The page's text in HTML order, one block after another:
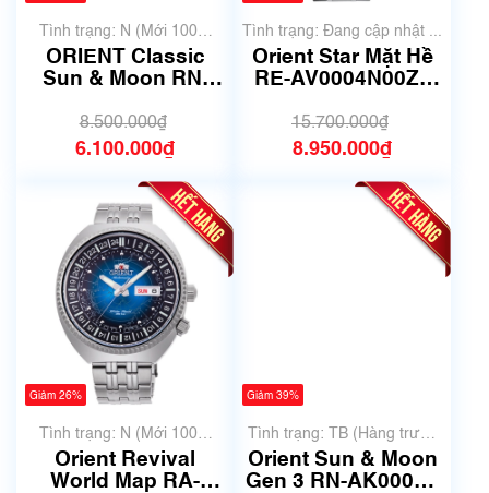
Tình trạng: N (Mới 100%
chưa qua sử dụng)
ORIENT Classic
Sun & Moon RN-
/Automatic-42,5mm
- Mã 6384
8.500.000₫
6.100.000₫
Tình trạng: Đang cập nhật ...
Orient Star Mặt Hề
RE-AV0004N00Z |
41mm | Mã số 6406
15.700.000₫
8.950.000₫
Giảm 26%
Tình trạng: N (Mới 100%
chưa qua sử dụng)
Orient Revival
World Map RA-
Giảm 39%
Tình trạng: TB (Hàng trưng
bày, thanh lý)
Orient Sun & Moon
Gen 3 RN-AK0004L